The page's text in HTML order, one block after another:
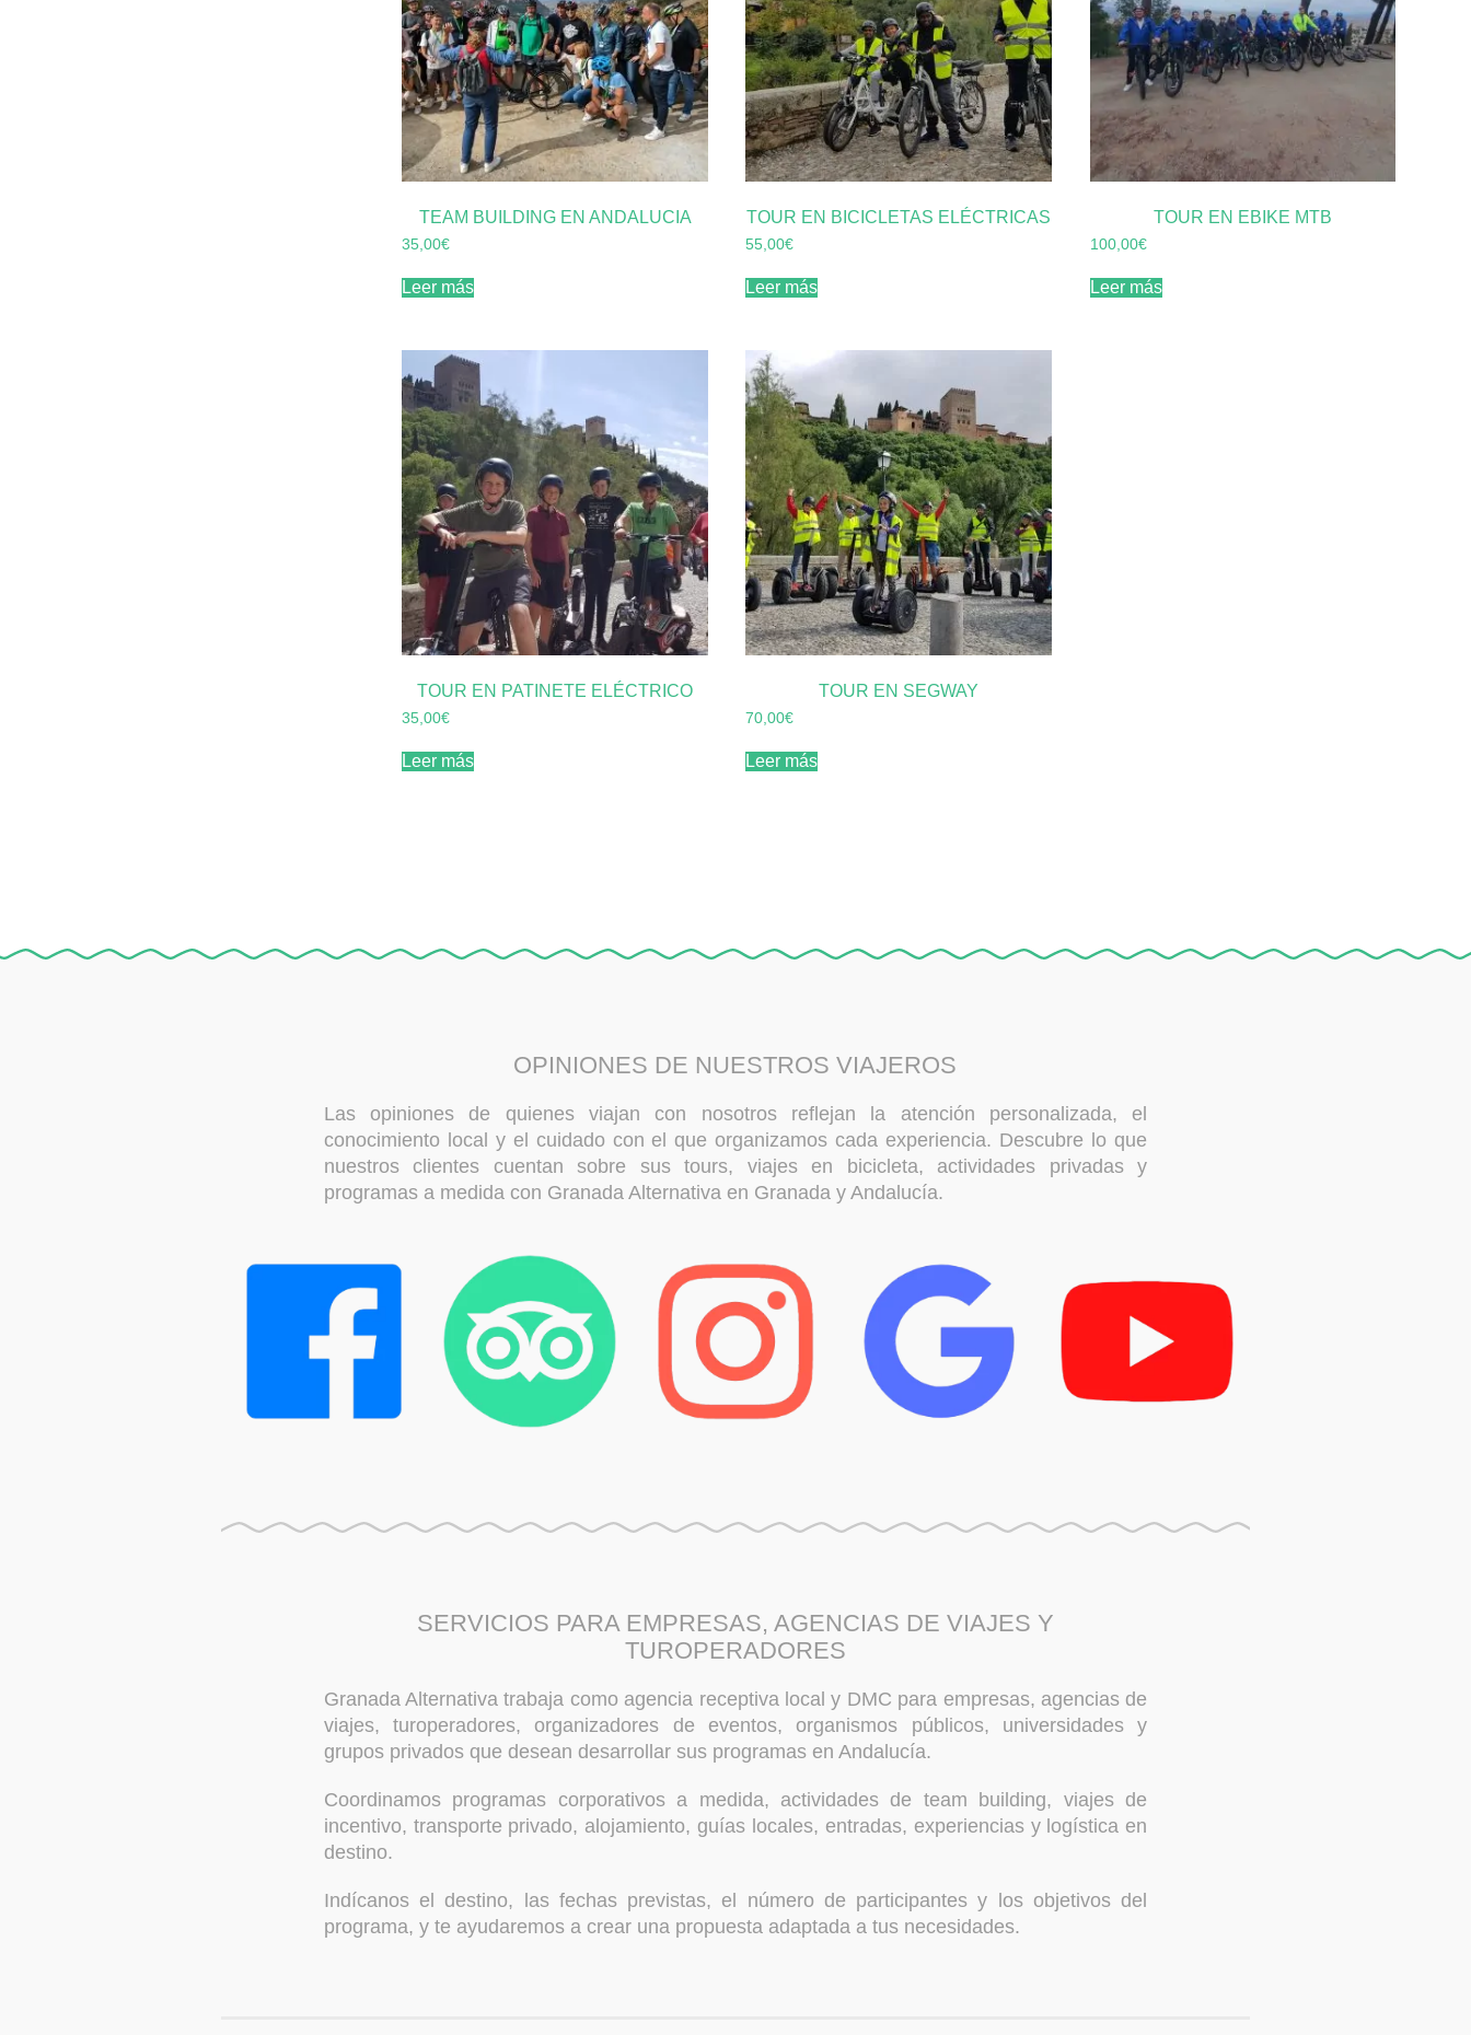
TEAM BUILDING EN ANDALUCIA
35,00€
Leer más
TOUR EN BICICLETAS ELÉCTRICAS
55,00€
Leer más
TOUR EN EBIKE MTB
100,00€
Leer más
TOUR EN PATINETE ELÉCTRICO
35,00€
Leer más
TOUR EN SEGWAY
70,00€
Leer más
OPINIONES DE NUESTROS VIAJEROS
Las opiniones de quienes viajan con nosotros reflejan la atención personalizada, el
conocimiento local y el cuidado con el que organizamos cada experiencia. Descubre lo que
nuestros clientes cuentan sobre sus tours, viajes en bicicleta, actividades privadas y
programas a medida con Granada Alternativa en Granada y Andalucía.
SERVICIOS PARA EMPRESAS, AGENCIAS DE VIAJES Y
TUROPERADORES
Granada Alternativa trabaja como agencia receptiva local y DMC para empresas, agencias de
viajes, turoperadores, organizadores de eventos, organismos públicos, universidades y
grupos privados que desean desarrollar sus programas en Andalucía.
Coordinamos programas corporativos a medida, actividades de team building, viajes de
incentivo, transporte privado, alojamiento, guías locales, entradas, experiencias y logística en
destino.
Indícanos el destino, las fechas previstas, el número de participantes y los objetivos del
programa, y te ayudaremos a crear una propuesta adaptada a tus necesidades.